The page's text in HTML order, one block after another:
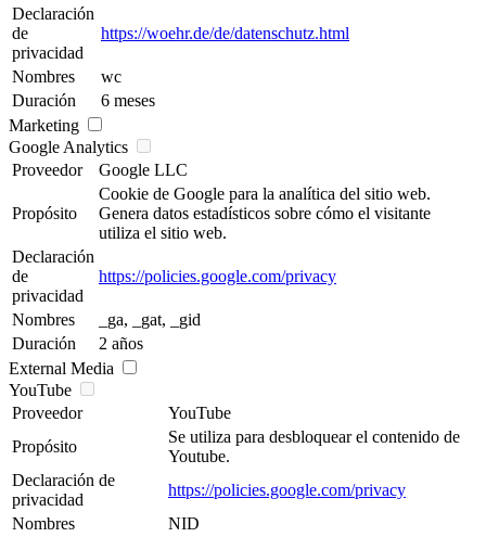
Declaración
de
privacidad
https://woehr.de/de/datenschutz.html
Nombres
wc
Duración
6 meses
Marketing
Google Analytics
Proveedor
Google LLC
Propósito
Cookie de Google para la analítica del sitio web.
Genera datos estadísticos sobre cómo el visitante
utiliza el sitio web.
Declaración
de
privacidad
https://policies.google.com/privacy
Nombres
_ga, _gat, _gid
Duración
2 años
External Media
YouTube
Proveedor
YouTube
Propósito
Se utiliza para desbloquear el contenido de
Youtube.
Declaración de
privacidad
https://policies.google.com/privacy
Nombres
NID